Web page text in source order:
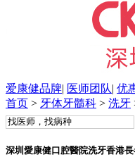
爱康健品牌| 医师团队| 优
首页 > 牙体牙髓科 > 洗牙
深圳愛康健口腔醫院洗牙香港